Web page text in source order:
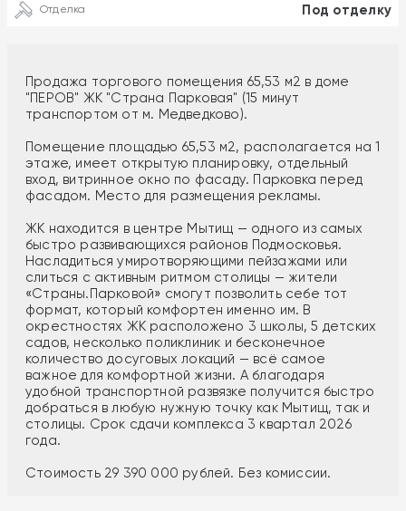
Отделка Под отделку
Продажа торгового помещения 65,53 м2 в доме
"ПЕРОВ" ЖК "Страна Парковая" (15 минут
транспортом от м. Медведково).
Помещение площадью 65,53 м2, располагается на 1
этаже, имеет открытую планировку, отдельный
вход, витринное окно по фасаду. Парковка перед
фасадом. Место для размещения рекламы.
ЖК находится в центре Мытищ — одного из самых
быстро развивающихся районов Подмосковья.
Насладиться умиротворяющими пейзажами или
слиться с активным ритмом столицы — жители
«Страны.Парковой» смогут позволить себе тот
формат, который комфортен именно им. В
окрестностях ЖК расположено 3 школы, 5 детских
садов, несколько поликлиник и бесконечное
количество досуговых локаций — всё самое
важное для комфортной жизни. А благодаря
удобной транспортной развязке получится быстро
добраться в любую нужную точку как Мытищ, так и
столицы. Срок сдачи комплекса 3 квартал 2026
года.
Стоимость 29 390 000 рублей. Без комиссии.